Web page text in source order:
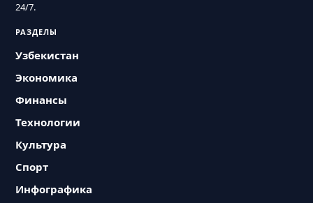
24/7.
РАЗДЕЛЫ
Узбекистан
Экономика
Финансы
Технологии
Культура
Спорт
Инфографика